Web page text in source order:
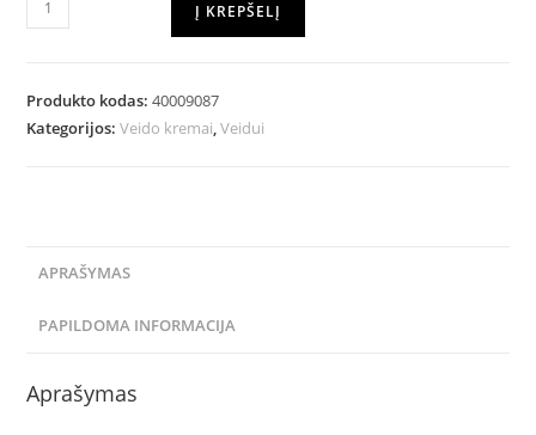
Į KREPŠELĮ
Produkto kodas:40009087
Kategorijos:Veido kremai,Veidui
APRAŠYMAS
PAPILDOMA INFORMACIJA
Aprašymas